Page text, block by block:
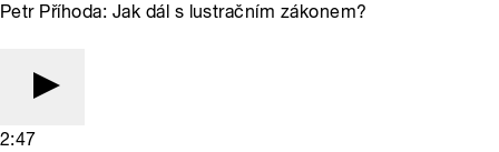
Petr Příhoda: Jak dál s lustračním zákonem?
2:47